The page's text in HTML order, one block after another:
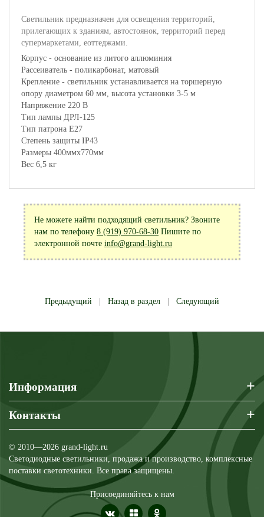
Светильник предназначен для освещения территорий,
прилегающих к зданиям, автостоянок, территорий перед
супермаркетами, еоттеджами.
Корпус - основание из литого аллюминия
Рассеиватель - поликарбонат, матовый
Крепление - светильник устанавливается на торшерную
опору диаметром 60 мм, высота установки 3-5 м
Напряжение 220 В
Тип лампы ДРЛ-125
Тип патрона Е27
Степень защиты IP43
Размеры 400ммх770мм
Вес 6,5 кг
Не можете найти подходящий светильник? Звоните
нам по телефону 8 (919) 970-68-30 Пишите по
электронной почте info@grand-light.ru
Предыдущий Назад в раздел Следующий
Информация +
Контакты +
© 2010—2026 grand-light.ru
Светодиодные светильники, продажа и производство, комплексные
поставки светотехники. Все права защищены.
Присоединяйтесь к нам